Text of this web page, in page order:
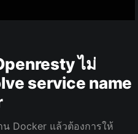
ไม่
service name
น Docker แล้วต้องการให้